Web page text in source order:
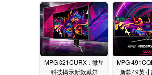
MPG 321CURX：微星
科技揭示新款戴尔
MPG
新款49英寸